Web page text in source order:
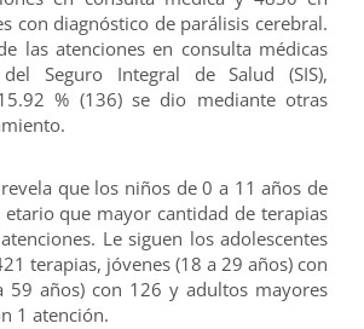
con diagnóstico de parálisis cerebral.
las atenciones en consulta médicas
Seguro Integral de Salud (SIS),
% (136) se dio mediante otras
que los niños de 0 a 11 años de
que mayor cantidad de terapias
Le siguen los adolescentes
terapias, jóvenes (18 a 29 años) con
59 años) con 126 y adultos mayores
1 atención.